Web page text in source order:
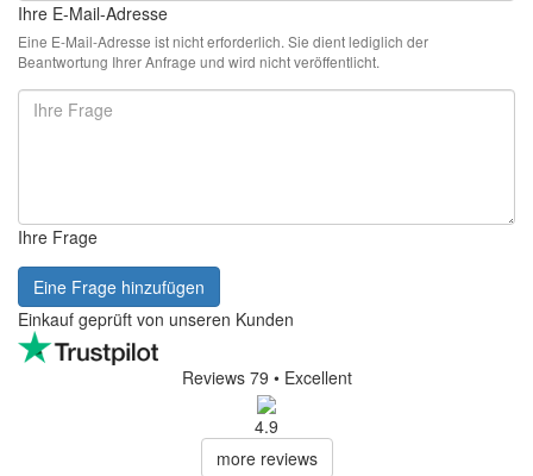
Ihre E-Mail-Adresse
Eine E-Mail-Adresse ist nicht erforderlich. Sie dient lediglich der
Beantwortung Ihrer Anfrage und wird nicht veröffentlicht.
Ihre Frage
Eine Frage hinzufügen
Einkauf geprüft von unseren Kunden
Reviews 79 • Excellent
4.9
more reviews